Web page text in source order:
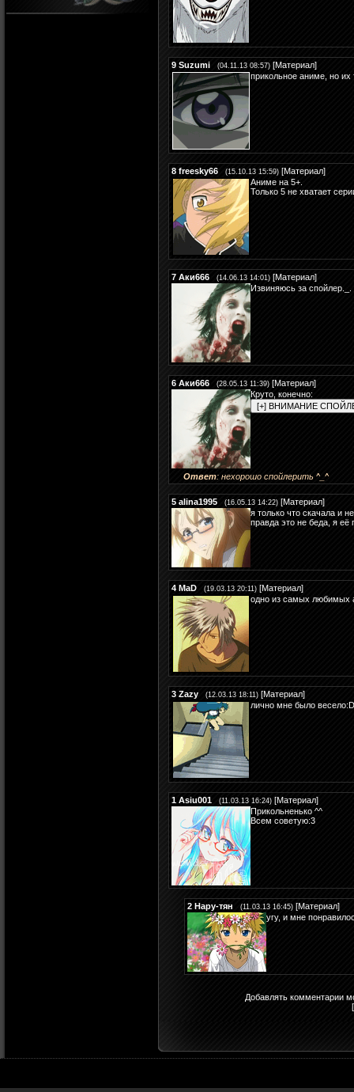
9 Suzumi (04.11.13 08:57) [Материал]
прикольное аниме, но их
8 freesky66 (15.10.13 15:59) [Материал]
Аниме на 5+.
Только 5 не хватает
7 Аки666 (14.06.13 14:01) [Материал]
Извиняюсь за спойлер._.
6 Аки666 (28.05.13 11:39) [Материал]
Круто, конечно:
Ответ: нехорошо спойлерить ^_^
5 alina1995 (16.05.13 14:22) [Материал]
я только что скачала и
правда это не беда, я
4 MaD (19.03.13 20:11) [Материал]
одно из самых любимых
3 Zazy (12.03.13 18:11) [Материал]
лично мне было весело:D
1 Asiu001 (11.03.13 16:24) [Материал]
Прикольненько ^^
Всем советую:3
2 Нару-тян (11.03.13 16:45) [Материал]
угу, и мне
Добавлять комментарии